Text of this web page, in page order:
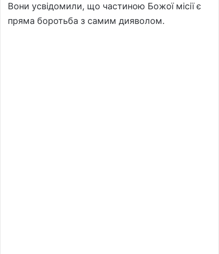
Вони усвідомили, що частиною Божої місії є
пряма боротьба з самим дияволом.